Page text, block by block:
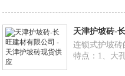
天津护坡砖-
货供应
连锁式护坡
特点：1、大